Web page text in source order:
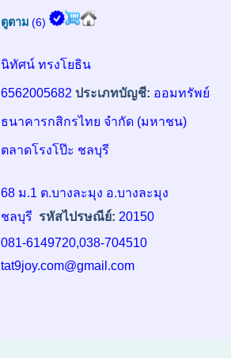
ตูตาม (6)
นิทัศน์ ทรงโยธิน
6562005682 ประเภทบัญชี: ออมทรัพย์
ธนาคารกสิกรไทย จำกัด (มหาชน)
ตลาดโรงโป๊ะ ชลบุรี
68 ม.1 ต.บางละมุง อ.บางละมุง
ชลบุรี รหัสไปรษณีย์: 20150
081-6149720,038-704510
tat9joy.com@gmail.com